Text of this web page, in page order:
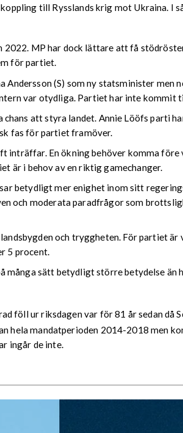
till Rysslands krig mot Ukraina. I
MP har dock lättare att få
för partiet.
(S) som ny statsminister men
var otydliga. Partiet har inte kommit
att styra landet. Annie Lööfs parti
fas för partiet framöver.
En ökning behöver komma
är i behov av en riktig gamechanger.
betydligt mer enighet inom sitt
och moderata paradfrågor som
och tryggheten. För partiet
5 procent.
många sätt betydligt större betydelse än
föll ur riksdagen var för 81 år sedan då
mandatperioden 2014-2018 men
ingår de inte.